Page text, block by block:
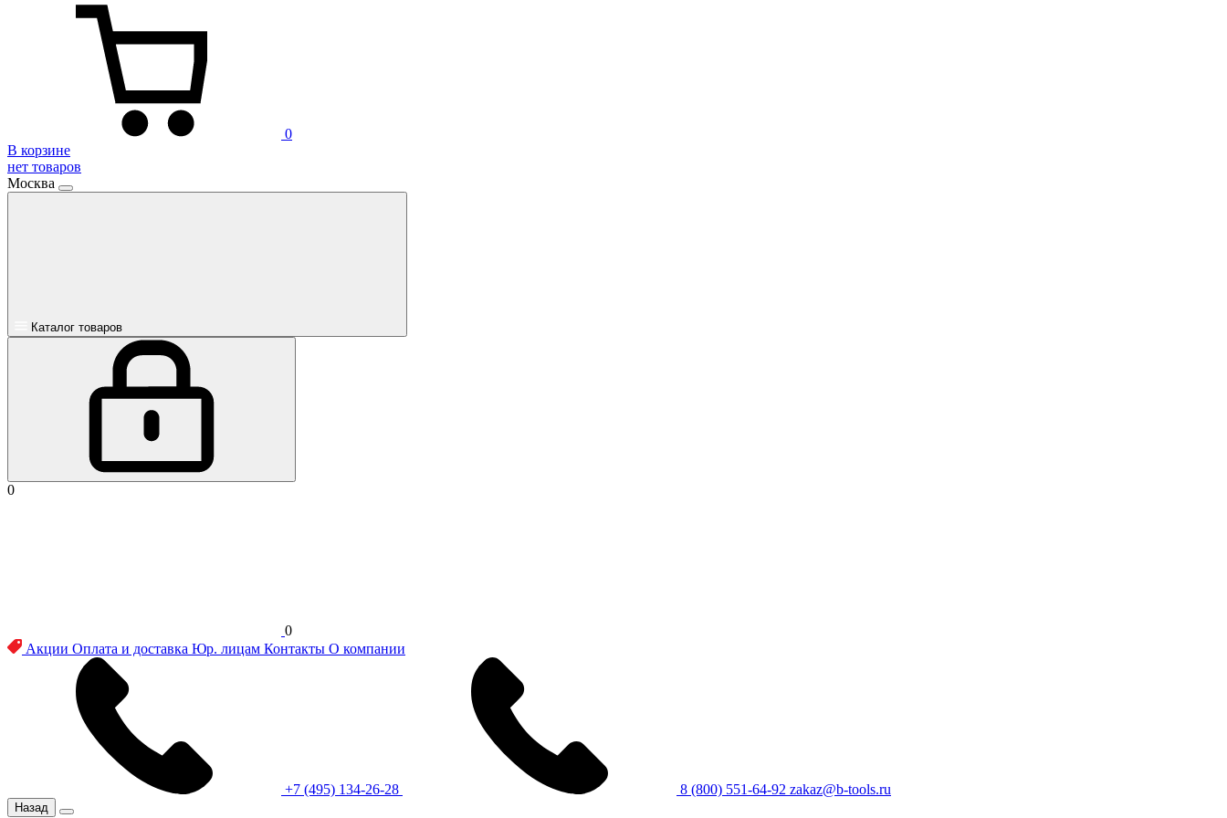
0
В корзине
нет товаров
Москва
Каталог товаров
0
0
Акции Оплата и доставка Юр. лицам Контакты О компании
+7 (495) 134-26-28 8 (800) 551-64-92 zakaz@b-tools.ru
Назад